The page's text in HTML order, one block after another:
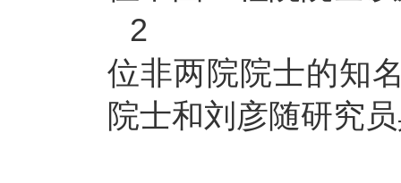
2
位非两院院士的知
院士和刘彦随研究